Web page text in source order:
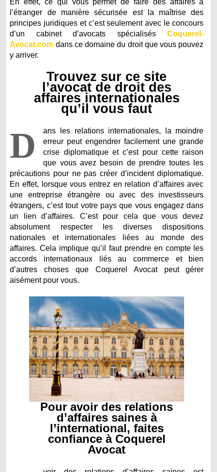
l’étranger de manière sécurisée est la maîtrise des
principes juridiques et c’est seulement avec le concours
d’un cabinet d’avocats spécialisésCoquerel-
Avocat.com dans ce domaine du droit que vous pouvez
y arriver.
Trouvez sur ce site
l’avocat de droit des
affaires internationales
qu’il vous faut
D
ans les relations internationales, la moindre
erreur peut engendrer facilement une grande
crise diplomatique et c’est pour cette raison
que vous avez besoin de prendre toutes les
précautions pour ne pas créer d’incident diplomatique.
En effet, lorsque vous entrez en relation d’affaires avec
une entreprise étrangère ou avec des investisseurs
étrangers, c’est tout votre pays que vous engagez dans
un lien d’affaires. C’est pour cela que vous devez
absolument respecter les diverses dispositions
nationales et internationales liées au monde des
affaires. Cela implique qu’il faut prendre en compte les
accords internationaux liés au commerce et bien
d’autres choses que Coquerel Avocat peut gérer
aisément pour vous.
Pour avoir des relations
d’affaires saines à
l’international, faites
confiance à Coquerel
Avocat